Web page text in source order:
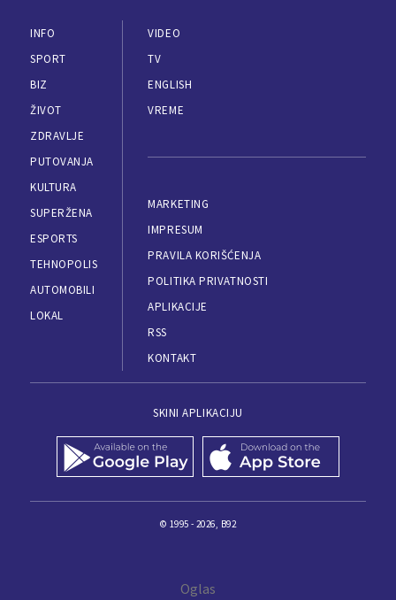
INFO
SPORT
BIZ
ŽIVOT
ZDRAVLJE
PUTOVANJA
KULTURA
SUPERŽENA
ESPORTS
TEHNOPOLIS
AUTOMOBILI
LOKAL
VIDEO
TV
ENGLISH
VREME
MARKETING
IMPRESUM
PRAVILA KORIŠĆENJA
POLITIKA PRIVATNOSTI
APLIKACIJE
RSS
KONTAKT
SKINI APLIKACIJU
© 1995 - 2026, B92